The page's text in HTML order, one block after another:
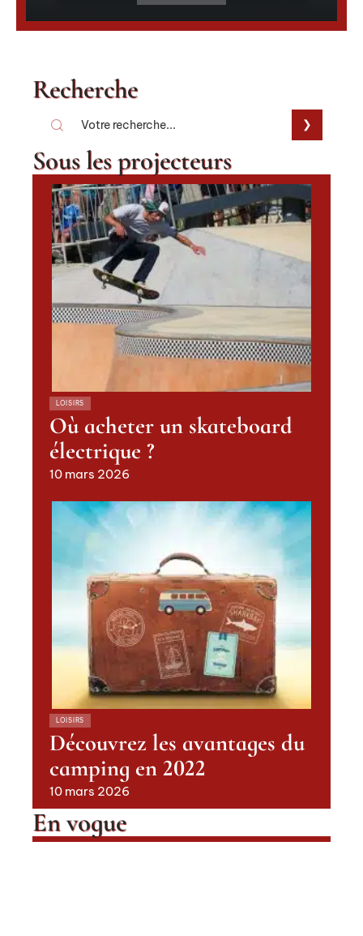
Recherche
Sous les projecteurs
LOISIRS
Où acheter un skateboard
électrique ?
10 mars 2026
LOISIRS
Découvrez les avantages du
camping en 2022
10 mars 2026
En vogue